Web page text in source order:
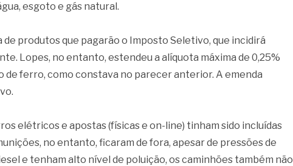
esgoto e gás natural.
produtos que pagarão o Imposto Seletivo, que incidirá
Lopes, no entanto, estendeu a alíquota máxima de 0,25%
de ferro, como constava no parecer anterior. A emenda
elétricos e apostas (físicas e on-line) tinham sido incluídas
no entanto, ficaram de fora, apesar de pressões de
e tenham alto nível de poluição, os caminhões também não